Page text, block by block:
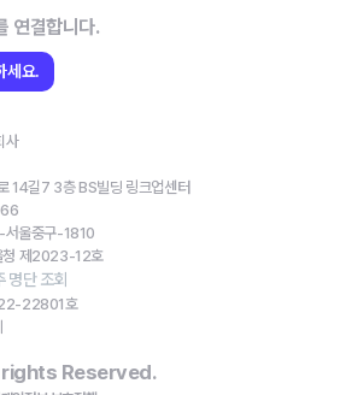
연결합니다.
세요.
사
14길7 3층 BS빌딩 링크업센터
울중구-1810
청 제2023-12호
명단 조회
22801호
rights Reserved.